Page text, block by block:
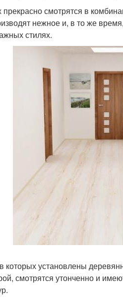
смотрятся в
нежное и, в то же
стилях.
установлены
смотрятся утонченно и